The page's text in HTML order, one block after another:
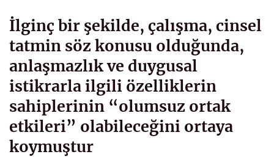
İlginç bir şekilde, çalışma, cinsel
tatmin söz konusu olduğunda,
anlaşmazlık ve duygusal
istikrarla ilgili özelliklerin
sahiplerinin “olumsuz ortak
etkileri” olabileceğini ortaya
koymuştur